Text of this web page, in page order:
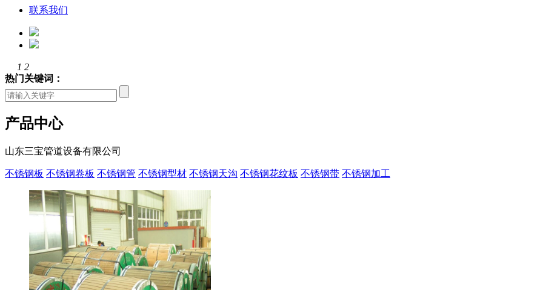
联系我们
1 2
热门关键词：
产品中心
山东三宝管道设备有限公司
不锈钢板 不锈钢卷板 不锈钢管 不锈钢型材 不锈钢天沟 不锈钢花纹板 不锈钢带 不锈钢加工